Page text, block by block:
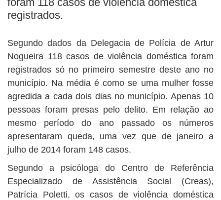
registrados.
Segundo dados da Delegacia de Polícia de Artur
Nogueira 118 casos de violência doméstica foram
registrados só no primeiro semestre deste ano no
município. Na média é como se uma mulher fosse
agredida a cada dois dias no município. Apenas 10
pessoas foram presas pelo delito. Em relação ao
mesmo período do ano passado os números
apresentaram queda, uma vez que de janeiro a
julho de 2014 foram 148 casos.
Segundo a psicóloga do Centro de Referência
Especializado de Assistência Social (Creas),
Patrícia Poletti, os casos de violência doméstica